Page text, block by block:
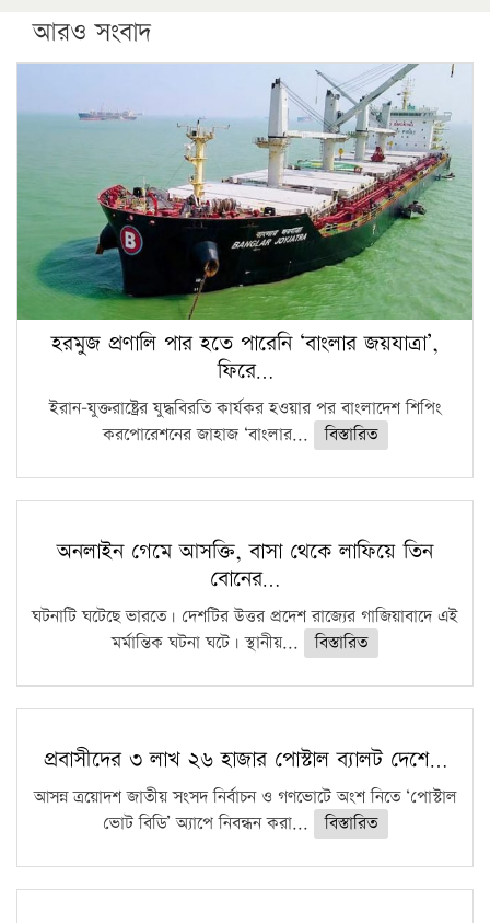
আরও সংবাদ
হরমুজ প্রণালি পার হতে পারেনি ‘বাংলার জয়যাত্রা’,
ফিরে…
ইরান-যুক্তরাষ্ট্রের যুদ্ধবিরতি কার্যকর হওয়ার পর বাংলাদেশ শিপিং
করপোরেশনের জাহাজ ‘বাংলার...
বিস্তারিত
অনলাইন গেমে আসক্তি, বাসা থেকে লাফিয়ে তিন
বোনের…
ঘটনাটি ঘটেছে ভারতে। দেশটির উত্তর প্রদেশ রাজ্যের গাজিয়াবাদে এই
মর্মান্তিক ঘটনা ঘটে। স্থানীয়...
বিস্তারিত
প্রবাসীদের ৩ লাখ ২৬ হাজার পোস্টাল ব্যালট দেশে…
আসন্ন ত্রয়োদশ জাতীয় সংসদ নির্বাচন ও গণভোটে অংশ নিতে ‘পোস্টাল
ভোট বিডি’ অ্যাপে নিবন্ধন করা...
বিস্তারিত